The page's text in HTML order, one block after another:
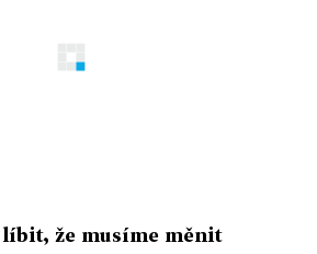
líbit, že musíme měnit